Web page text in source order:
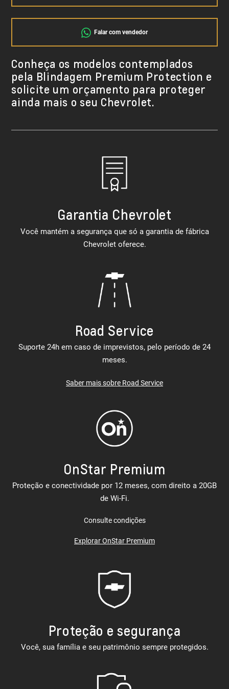
Falar com vendedor
Conheça os modelos contemplados
pela Blindagem Premium Protection e
solicite um orçamento para proteger
ainda mais o seu Chevrolet.
Garantia Chevrolet
Você mantém a segurança que só a garantia de fábrica
Chevrolet oferece.
Road Service
Suporte 24h em caso de imprevistos, pelo período de 24
meses.
Saber mais sobre Road Service
OnStar Premium
Proteção e conectividade por 12 meses, com direito a 20GB
de Wi-Fi.
Consulte condições
Explorar OnStar Premium
Proteção e segurança
Você, sua família e seu patrimônio sempre protegidos.